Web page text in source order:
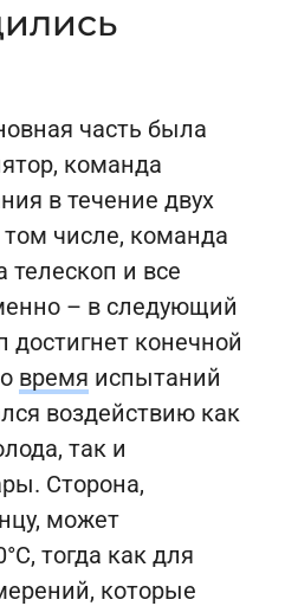
часть была
команда
в течение двух
числе, команда
и все
– в следующий
достигнет конечной
время испытаний
воздействию как
так и
Сторона,
может
тогда как для
которые